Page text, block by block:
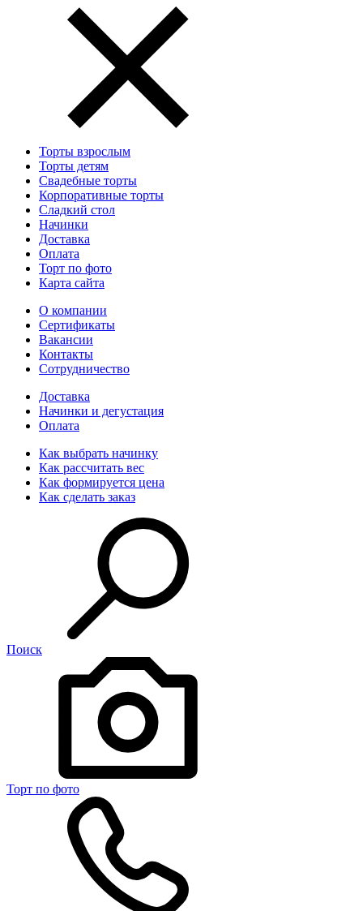
Торты взрослым
Торты детям
Свадебные торты
Корпоративные торты
Сладкий стол
Начинки
Доставка
Оплата
Торт по фото
Карта сайта
О компании
Сертификаты
Вакансии
Контакты
Сотрудничество
Доставка
Начинки и дегустация
Оплата
Как выбрать начинку
Как рассчитать вес
Как формируется цена
Как сделать заказ
Поиск
Торт по фото